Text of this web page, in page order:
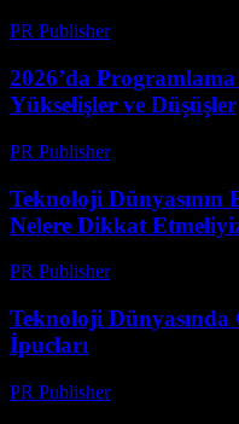
PR Publisher-
2026’da
Yükselişler ve Düşüşler
PR Publisher-
Teknoloji Dünyasının
Nelere Dikkat
PR Publisher-
Teknoloji Dünyasında
İpucları
PR Publisher-